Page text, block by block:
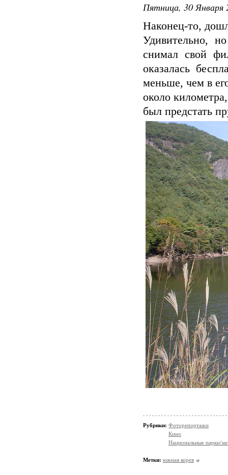
Пятница, 30 Января
Наконец-то,
Удивительно,
снимал свой
оказалась
меньше, чем в
около
был предстать
Рубрики: Фоторепортажи
Кино
Национальные парки/
Метки: южная корея